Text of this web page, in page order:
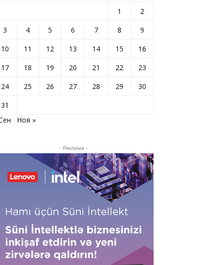
1
2
3
4 5 6 7 8
9
10
11 12 13 14 15
16
17
18 19 20 21 22
23
24
25 26 27 28 29
30
31
Ноя »
- Реклама -